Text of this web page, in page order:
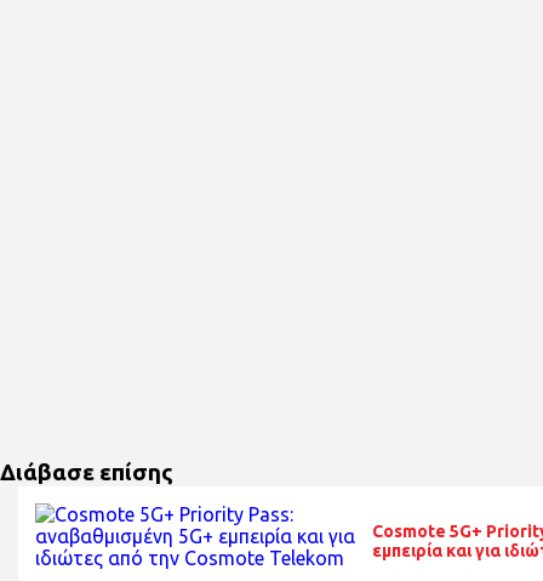
Διάβασε επίσης
Cosmote 5G+
εμπειρία και για